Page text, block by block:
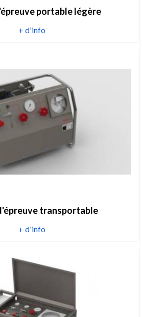
portable légère
+ d'info
transportable
+ d'info